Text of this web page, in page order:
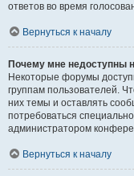
ответов во время
Вернуться к началу
Почему мне недоступны
Некоторые форумы
группам пользователей.
них темы и оставлять
потребоваться
администратором
Вернуться к началу